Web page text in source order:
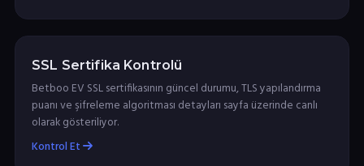
SSL Sertifika Kontrolü
Betboo EV SSL sertifikasının güncel durumu, TLS yapılandırma
puanı ve şifreleme algoritması detayları sayfa üzerinde canlı
olarak gösteriliyor.
Kontrol Et